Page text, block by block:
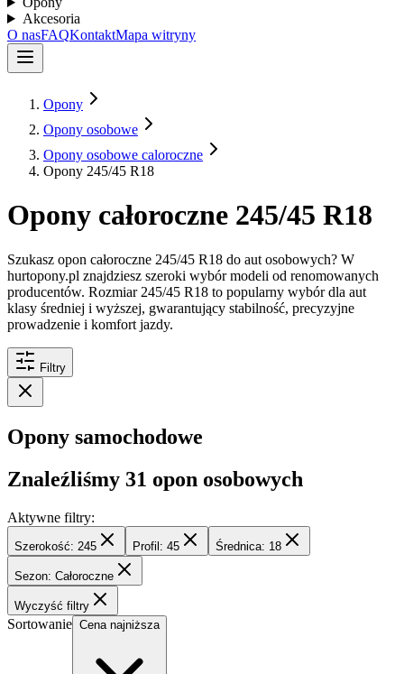
Akcesoria
O nasFAQKontaktMapa witryny
Opony
Opony osobowe
Opony osobowe caloroczne
Opony 245/45 R18
Opony całoroczne 245/45 R18
Szukasz opon całoroczne 245/45 R18 do aut osobowych? W
hurtopony.pl znajdziesz szeroki wybór modeli od renomowanych
producentów. Rozmiar 245/45 R18 to popularny wybór dla aut
klasy średniej i wyższej, gwarantujący stabilność, precyzyjne
prowadzenie i komfort jazdy.
Filtry
Opony samochodowe
Znaleźliśmy 31 opon osobowych
Aktywne filtry:
Szerokość: 245 Profil: 45 Średnica: 18
Sezon: Całoroczne
Wyczyść filtry
Sortowanie Cena najniższa